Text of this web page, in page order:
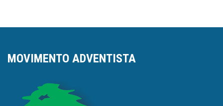
MOVIMENTO ADVENTISTA